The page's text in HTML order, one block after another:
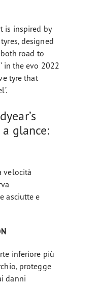
is inspired by
designed
road to
in the evo 2022
tyre that
glance:
velocità
asciutte e
inferiore più
protegge
danni